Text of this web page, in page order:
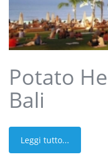
Potato
Bali
Leggi tutto...